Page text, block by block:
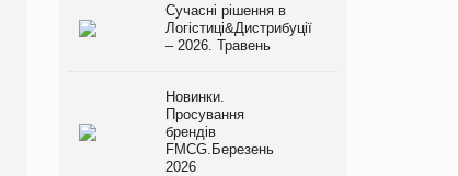
Сучасні рішення в
Логістиці&Дистрибуції
– 2026. Травень
Новинки.
Просування
брендів
FMCG.Березень
2026